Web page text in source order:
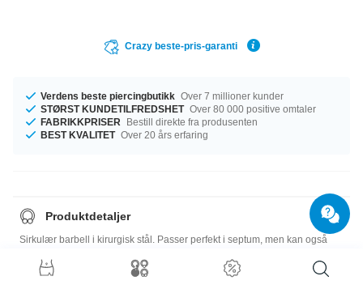
Crazy beste-pris-garanti
Verdens beste piercingbutikk Over 7 millioner kunder
STØRST KUNDETILFREDSHET Over 80 000 positive omtaler
FABRIKKPRISER
Bestill direkte fra produsenten
BEST KVALITET Over 20 års erfaring
Produktdetaljer
Sirkulær barbell i kirurgisk stål. Passer perfekt i septum, men kan også
farger – du velger.